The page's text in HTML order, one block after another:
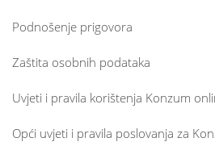
Podnošenje prigovora
Zaštita osobnih podataka
Uvjeti i pravila korištenja Konzum
Opći uvjeti i pravila poslovanja za